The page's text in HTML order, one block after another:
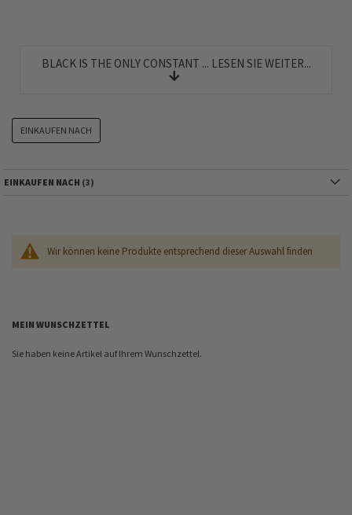
BLACK IS THE ONLY CONSTANT ... LESEN SIE WEITER...
Wir können keine Produkte entsprechend dieser Auswahl finden
EINKAUFEN NACH
EINKAUFEN NACH
MEIN WUNSCHZETTEL
Sie haben keine Artikel auf Ihrem Wunschzettel.